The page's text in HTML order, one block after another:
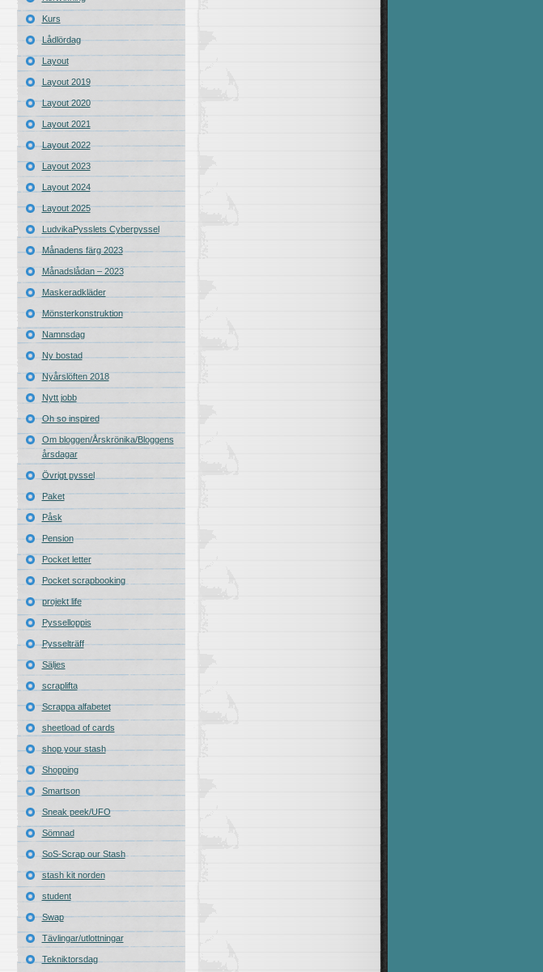
Kurs
Lådlördag
Layout
Layout 2019
Layout 2020
Layout 2021
Layout 2022
Layout 2023
Layout 2024
Layout 2025
LudvikaPysslets Cyberpyssel
Månadens färg 2023
Månadslådan – 2023
Maskeradkläder
Mönsterkonstruktion
Namnsdag
Ny bostad
Nyårslöften 2018
Nytt jobb
Oh so inspired
Om bloggen/Årskrönika/Bloggens
årsdagar
Övrigt pyssel
Paket
Påsk
Pension
Pocket letter
Pocket scrapbooking
projekt life
Pysselloppis
Pysselträff
Säljes
scraplifta
Scrappa alfabetet
sheetload of cards
shop your stash
Shopping
Smartson
Sneak peek/UFO
Sömnad
SoS-Scrap our Stash
stash kit norden
student
Swap
Tävlingar/utlottningar
Tekniktorsdag